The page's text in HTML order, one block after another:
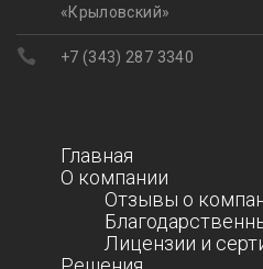
«Крыловский»
+7 (343) 287 3340
Главная
О компании
Отзывы о
Лицензии и